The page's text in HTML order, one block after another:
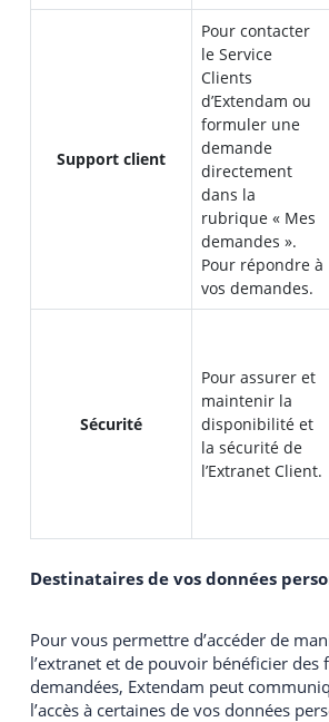
Support client
Pour contacter
le Service
Clients
d’Extendam ou
formuler une
demande
directement
dans la
rubrique « Mes
demandes ».
Pour répondre à
vos demandes.
Sécurité
Pour assurer et
maintenir la
disponibilité et
la sécurité de
l’Extranet Client.
Destinataires de vos données
Pour vous permettre d’accéder de
l’extranet et de pouvoir bénéficier des
demandées, Extendam peut
l’accès à certaines de vos données